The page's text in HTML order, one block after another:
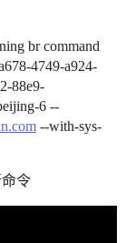
br command
4749-a924-
88e9-
6 --
--with-sys-
令